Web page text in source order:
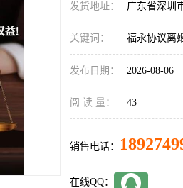
发货地址： 广东省深圳
关键词： 福永协议离
发布日期： 2026-08-06
阅 读 量： 43
销售电话：
在线QQ：